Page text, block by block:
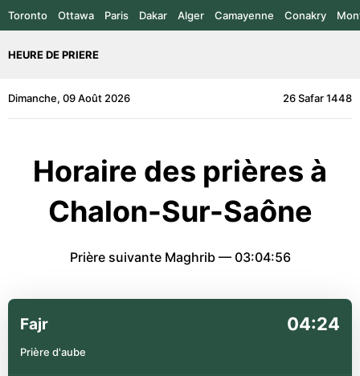
Toronto Ottawa Paris Dakar Alger Camayenne Conakry
HEURE DE PRIERE
Dimanche, 09 Août 2026 26 Safar 1448
Horaire des prières à
Chalon-Sur-Saône
Prière suivante Maghrib — 03:04:56
Fajr 04:24
Prière d'aube